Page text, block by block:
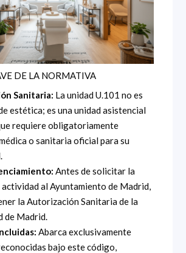
DE LA NORMATIVA
Sanitaria: La unidad U.101 no es
estética; es una unidad asistencial
requiere obligatoriamente
o sanitaria oficial para su
Antes de solicitar la
actividad al Ayuntamiento de Madrid,
la Autorización Sanitaria de la
de Madrid.
Abarca exclusivamente
bajo este código,